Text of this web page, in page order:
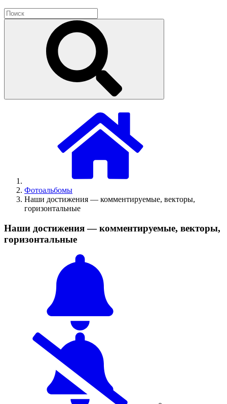
Фотоальбомы
Наши достижения — комментируемые, векторы,
горизонтальные
Наши достижения — комментируемые, векторы,
горизонтальные